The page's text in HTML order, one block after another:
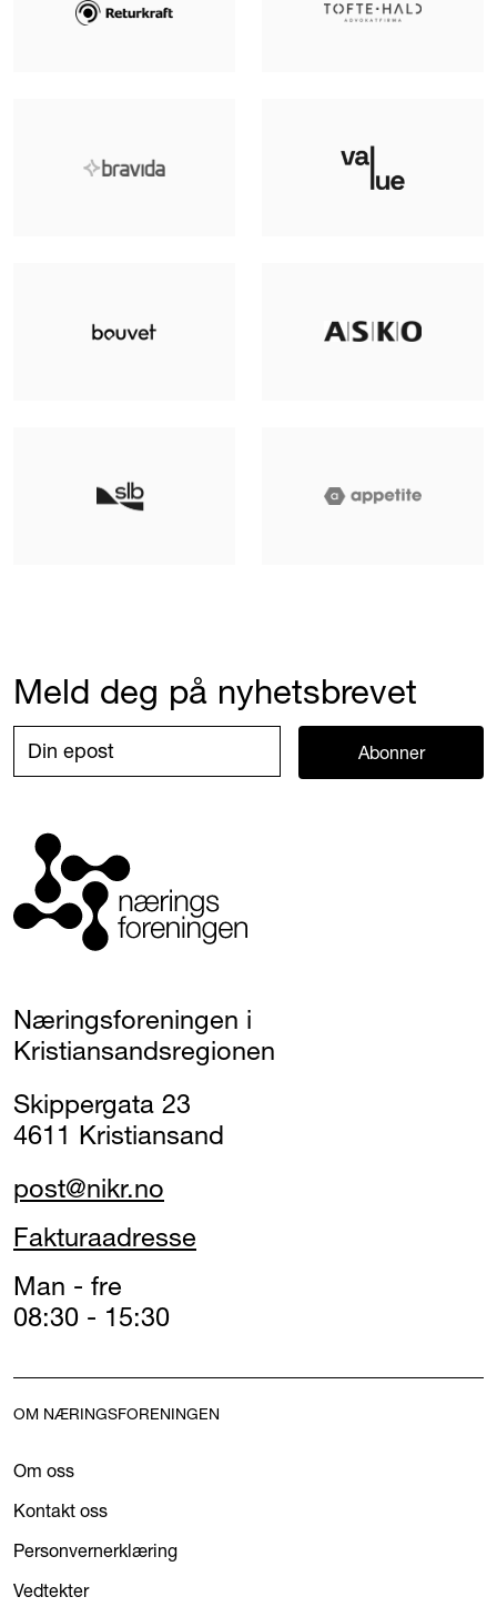
Meld deg på nyhetsbrevet
Abonner
Næringsforeningen i
Kristiansandsregionen
Skippergata 23
4611 Kristiansand
post@nikr.no
Fakturaadresse
Man - fre
08:30 - 15:30
OM NÆRINGSFORENINGEN
Om oss
Kontakt oss
Personvernerklæring
Vedtekter